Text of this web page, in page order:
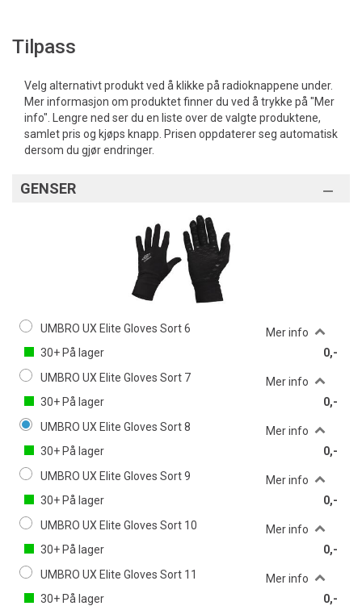
Tilpass
Velg alternativt produkt ved å klikke på radioknappene under.
Mer informasjon om produktet finner du ved å trykke på "Mer
info". Lengre ned ser du en liste over de valgte produktene,
samlet pris og kjøps knapp. Prisen oppdaterer seg automatisk
dersom du gjør endringer.
GENSER
UMBRO UX Elite Gloves Sort 6
Mer info
30+ På lager
0,-
UMBRO UX Elite Gloves Sort 7
Mer info
30+ På lager
0,-
UMBRO UX Elite Gloves Sort 8
Mer info
30+ På lager
0,-
UMBRO UX Elite Gloves Sort 9
Mer info
30+ På lager
0,-
UMBRO UX Elite Gloves Sort 10
Mer info
30+ På lager
0,-
UMBRO UX Elite Gloves Sort 11
Mer info
30+ På lager 0,-